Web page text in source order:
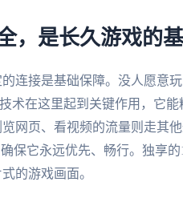
，是长久游戏的
连接是基础保障。没人愿意
术在这里起到关键作用，它
网页、看视频的流量则走其
保它永远优先、畅行。独享
的游戏画面。